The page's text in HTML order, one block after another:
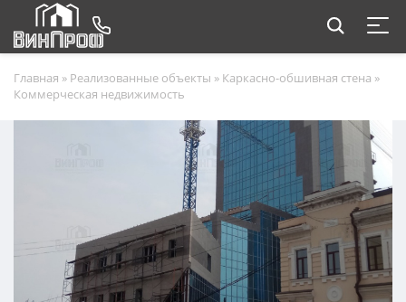
Главная » Реализованные объекты » Каркасно-обшивная стена »
Коммерческая недвижимость